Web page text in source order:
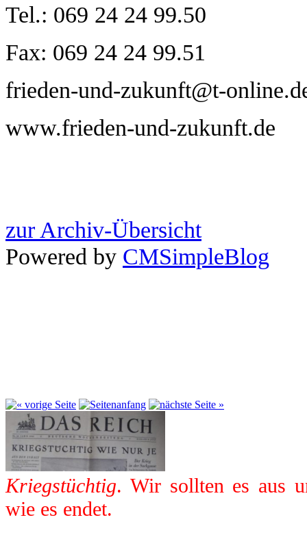
Tel.: 069 24 24 99.50
Fax: 069 24 24 99.51
frieden-und-zukunft@t-
www.frieden-und-zukunft.de
zur Archiv-Übersicht
Powered by CMSimpleBlog
Kriegstüchtig. Wir sollten es aus
wie es endet.